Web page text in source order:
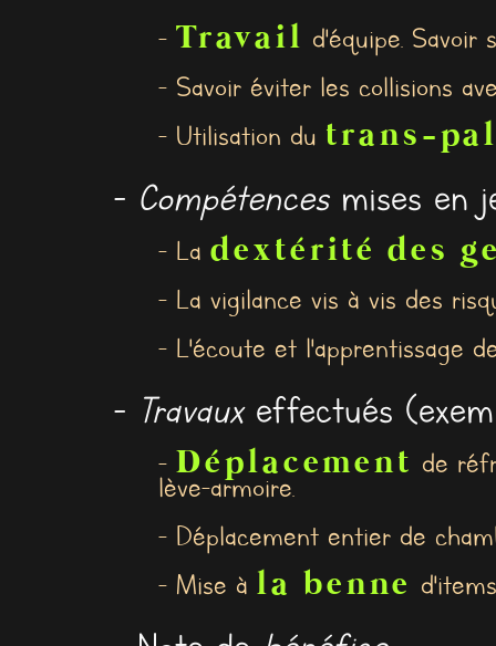
- Travail d'équipe.
- Savoir éviter les collisions
- Utilisation du trans-
- Compétencesmises en
- La dextérité des
- La vigilance vis à vis des
- L'écoute et l'apprentissage
- Travauxeffectués
- Déplacement de
lève-armoire.
- Déplacement entier de
- Mise à la benne